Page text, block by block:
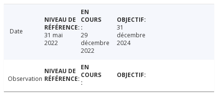
Date
31 mai
2022
29
décembre
2022
31
décembre
2024
Observation